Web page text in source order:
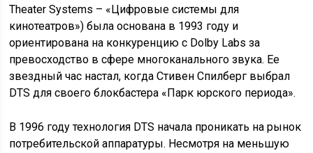
Theater Systems – «Цифровые системы для
кинотеатров») была основана в 1993 году и
ориентирована на конкуренцию с Dolby Labs за
превосходство в сфере многоканального звука. Ее
звездный час настал, когда Стивен Спилберг выбрал
DTS для своего блокбастера «Парк юрского периода».
В 1996 году технология DTS начала проникать на рынок
потребительской аппаратуры. Несмотря на меньшую